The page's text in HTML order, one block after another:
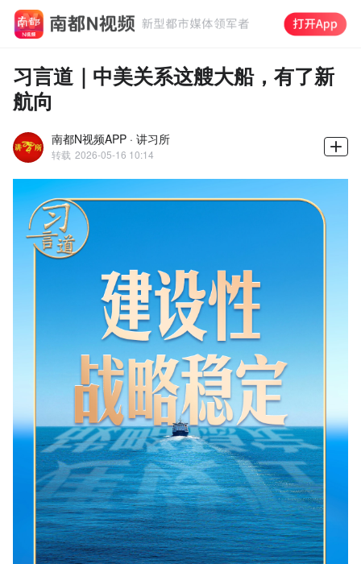
习言道｜中美关系这艘大船，有了新
航向
南都N视频APP · 讲习所
转载 2026-05-16 10:14